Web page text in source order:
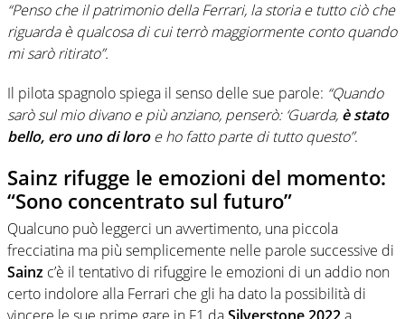
“Penso che il patrimonio della Ferrari, la storia e tutto ciò che
riguarda è qualcosa di cui terrò maggiormente conto quando
mi sarò ritirato”.
Il pilota spagnolo spiega il senso delle sue parole: “Quando
sarò sul mio divano e più anziano, penserò: ‘Guarda, è stato
bello, ero uno di loroe ho fatto parte di tutto questo”.
Sainz rifugge le emozioni del momento:
“Sono concentrato sul futuro”
Qualcuno può leggerci un avvertimento, una piccola
frecciatina ma più semplicemente nelle parole successive di
Sainz c’è il tentativo di rifuggire le emozioni di un addio non
certo indolore alla Ferrari che gli ha dato la possibilità di